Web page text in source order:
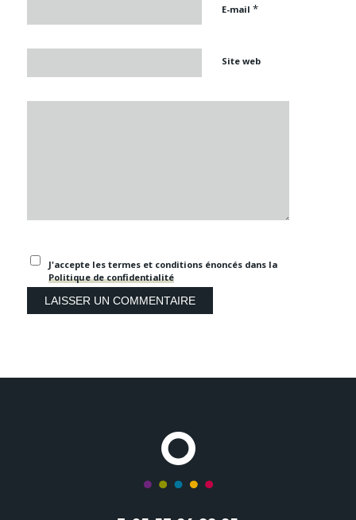
E-mail *
Site web
J'accepte les termes et conditions énoncés dans la
Politique de confidentialité